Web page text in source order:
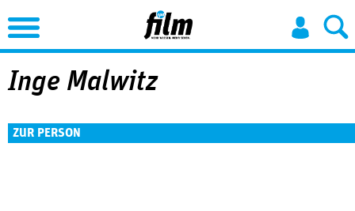
Jump to Navigation
Inge Malwitz
ZUR PERSON